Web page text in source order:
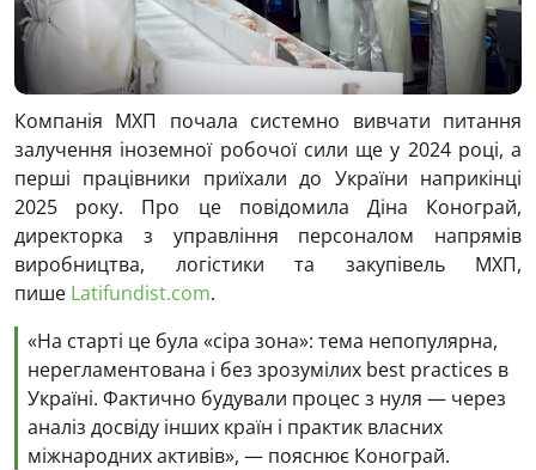
Компанія МХП почала системно вивчати питання
залучення іноземної робочої сили ще у 2024 році, а
перші працівники приїхали до України наприкінці
2025 року. Про це повідомила Діна Конограй,
директорка з управління персоналом напрямів
виробництва, логістики та закупівель МХП,
пише Latifundist.com.
«На старті це була «сіра зона»: тема непопулярна,
нерегламентована і без зрозумілих best practices в
Україні. Фактично будували процес з нуля — через
аналіз досвіду інших країн і практик власних
міжнародних активів», — пояснює Конограй.